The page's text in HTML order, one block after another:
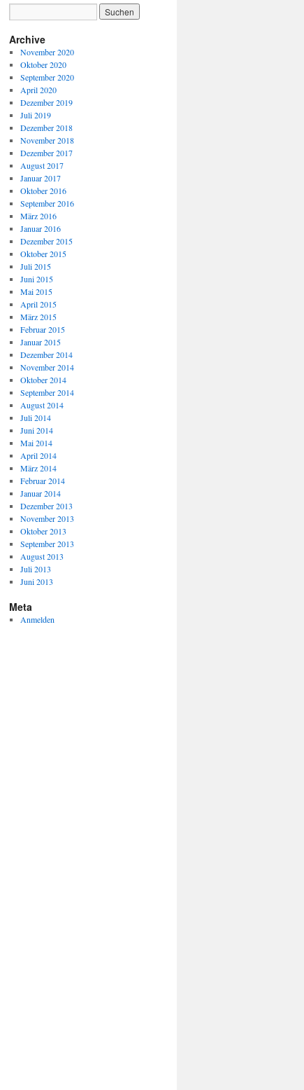
Archive
November 2020
Oktober 2020
September 2020
April 2020
Dezember 2019
Juli 2019
Dezember 2018
November 2018
Dezember 2017
August 2017
Januar 2017
Oktober 2016
September 2016
März 2016
Januar 2016
Dezember 2015
Oktober 2015
Juli 2015
Juni 2015
Mai 2015
April 2015
März 2015
Februar 2015
Januar 2015
Dezember 2014
November 2014
Oktober 2014
September 2014
August 2014
Juli 2014
Juni 2014
Mai 2014
April 2014
März 2014
Februar 2014
Januar 2014
Dezember 2013
November 2013
Oktober 2013
September 2013
August 2013
Juli 2013
Juni 2013
Meta
Anmelden